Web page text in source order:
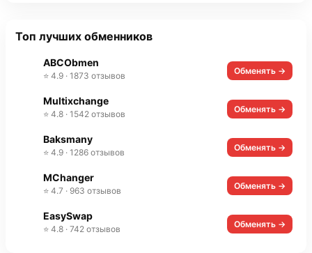
Топ лучших обменников
ABCObmen
⭐ 4.9 · 1873 отзывов Обменять →
Multixchange
⭐ 4.8 · 1542 отзывов Обменять →
Baksmany
⭐ 4.9 · 1286 отзывов Обменять →
MChanger
⭐ 4.7 · 963 отзывов Обменять →
EasySwap
⭐ 4.8 · 742 отзывов Обменять →